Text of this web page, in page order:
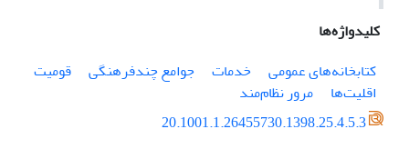
کلیدواژه‌ها
کتابخانه‌های عمومی
خدمات جوامع چندفرهنگی
قومیت
اقلیت‌ها
مرور نظام‌مند
20.1001.1.26455730.1398.25.4.5.3